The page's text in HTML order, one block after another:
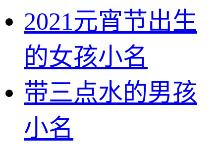
2021元宵节出生
的女孩小名
带三点水的男孩
小名